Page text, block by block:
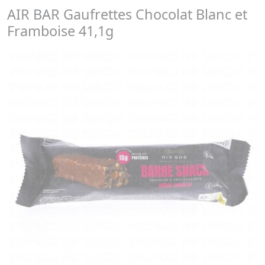
AIR BAR Gaufrettes Chocolat Blanc et
Framboise 41,1g